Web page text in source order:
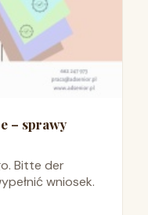
– sprawy
Bitte der
wniosek.